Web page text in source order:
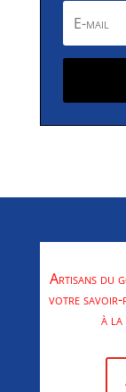
Artisans du
votre savoir-
à la